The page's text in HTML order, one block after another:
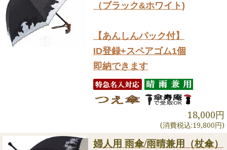
（ブラック&ホワイト)
【あんしんパック付】
ID登録+スペアゴム1個
即納できます
18,000円
(消費税込:19,800円)
婦人用 雨傘/雨晴兼用（杖傘）